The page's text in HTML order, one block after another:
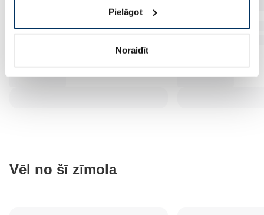
Pielāgot
Noraidīt
Vēl no šī zīmola